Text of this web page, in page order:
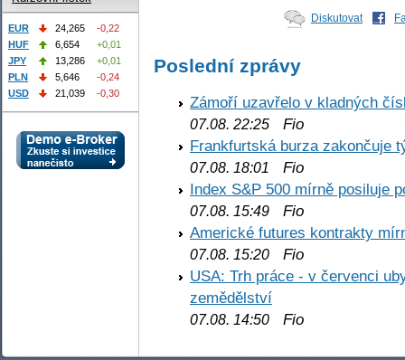
Diskutovat
Poslední zprávy
Zámoří uzavřelo v kladných
07.08. 22:25 Fio
Frankfurtská burza zakončuje
07.08. 18:01
Fio
Index S&P 500 mírně posiluje
07.08. 15:49 Fio
Americké futures kontrakty
07.08. 15:20 Fio
USA: Trh práce - v červenci
zemědělství
07.08. 14:50 Fio
EUR 24,265
-0,22
HUF
6,654
+0,01
JPY
13,286
+0,01
PLN
5,646
-0,24
USD
21,039 -0,30